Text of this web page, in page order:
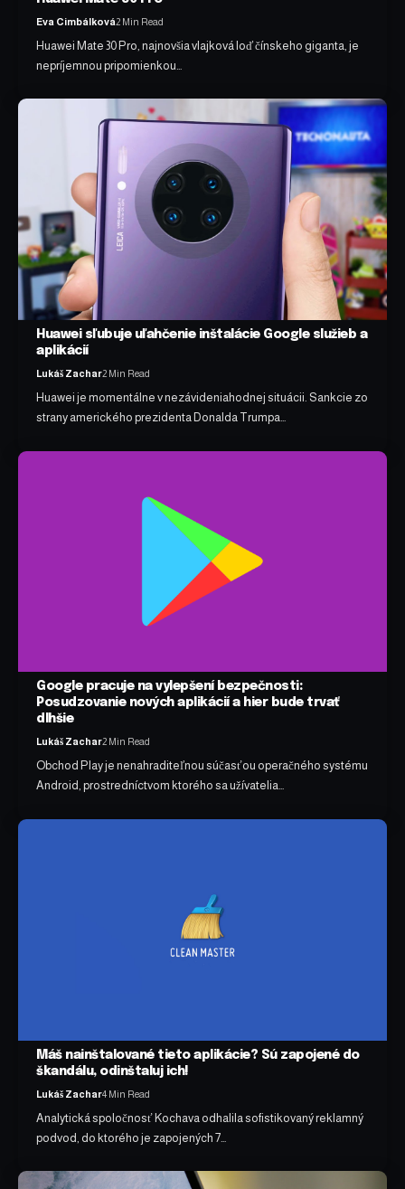
Eva Cimbálková2 Min Read
Huawei Mate 30 Pro, najnovšia vlajková loď čínskeho giganta, je
nepríjemnou pripomienkou…
Huawei sľubuje uľahčenie inštalácie Google služieb a
aplikácií
Lukáš Zachar2 Min Read
Huawei je momentálne v nezávideniahodnej situácii. Sankcie zo
strany amerického prezidenta Donalda Trumpa…
Google pracuje na vylepšení bezpečnosti:
Posudzovanie nových aplikácií a hier bude trvať
dlhšie
Lukáš Zachar2 Min Read
Obchod Play je nenahraditeľnou súčasťou operačného systému
Android, prostredníctvom ktorého sa užívatelia…
Máš nainštalované tieto aplikácie? Sú zapojené do
škandálu, odinštaluj ich!
Lukáš Zachar4 Min Read
Analytická spoločnosť Kochava odhalila sofistikovaný reklamný
podvod, do ktorého je zapojených 7…